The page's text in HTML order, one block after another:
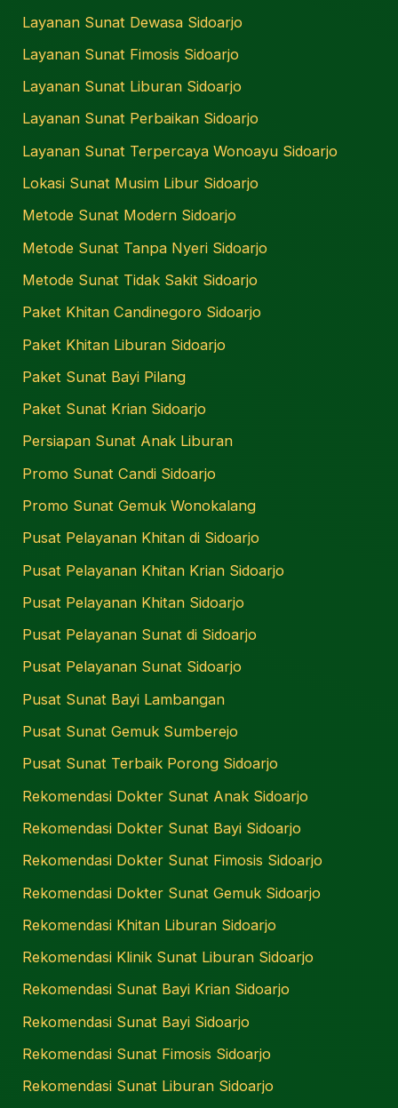
Layanan Sunat Dewasa Sidoarjo
Layanan Sunat Fimosis Sidoarjo
Layanan Sunat Liburan Sidoarjo
Layanan Sunat Perbaikan Sidoarjo
Layanan Sunat Terpercaya Wonoayu Sidoarjo
Lokasi Sunat Musim Libur Sidoarjo
Metode Sunat Modern Sidoarjo
Metode Sunat Tanpa Nyeri Sidoarjo
Metode Sunat Tidak Sakit Sidoarjo
Paket Khitan Candinegoro Sidoarjo
Paket Khitan Liburan Sidoarjo
Paket Sunat Bayi Pilang
Paket Sunat Krian Sidoarjo
Persiapan Sunat Anak Liburan
Promo Sunat Candi Sidoarjo
Promo Sunat Gemuk Wonokalang
Pusat Pelayanan Khitan di Sidoarjo
Pusat Pelayanan Khitan Krian Sidoarjo
Pusat Pelayanan Khitan Sidoarjo
Pusat Pelayanan Sunat di Sidoarjo
Pusat Pelayanan Sunat Sidoarjo
Pusat Sunat Bayi Lambangan
Pusat Sunat Gemuk Sumberejo
Pusat Sunat Terbaik Porong Sidoarjo
Rekomendasi Dokter Sunat Anak Sidoarjo
Rekomendasi Dokter Sunat Bayi Sidoarjo
Rekomendasi Dokter Sunat Fimosis Sidoarjo
Rekomendasi Dokter Sunat Gemuk Sidoarjo
Rekomendasi Khitan Liburan Sidoarjo
Rekomendasi Klinik Sunat Liburan Sidoarjo
Rekomendasi Sunat Bayi Krian Sidoarjo
Rekomendasi Sunat Bayi Sidoarjo
Rekomendasi Sunat Fimosis Sidoarjo
Rekomendasi Sunat Liburan Sidoarjo